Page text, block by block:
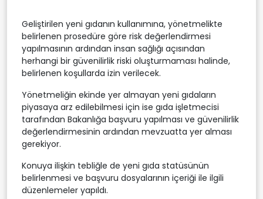
Geliştirilen yeni gıdanın kullanımına, yönetmelikte
belirlenen prosedüre göre risk değerlendirmesi
yapılmasının ardından insan sağlığı açısından
herhangi bir güvenilirlik riski oluşturmaması halinde,
belirlenen koşullarda izin verilecek.
Yönetmeliğin ekinde yer almayan yeni gıdaların
piyasaya arz edilebilmesi için ise gıda işletmecisi
tarafından Bakanlığa başvuru yapılması ve güvenilirlik
değerlendirmesinin ardından mevzuatta yer alması
gerekiyor.
Konuya ilişkin tebliğle de yeni gıda statüsünün
belirlenmesi ve başvuru dosyalarının içeriği ile ilgili
düzenlemeler yapıldı.